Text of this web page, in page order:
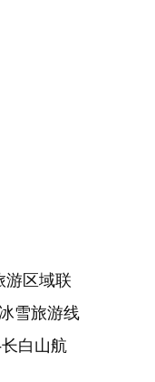
区域联
雪旅游线
白山航